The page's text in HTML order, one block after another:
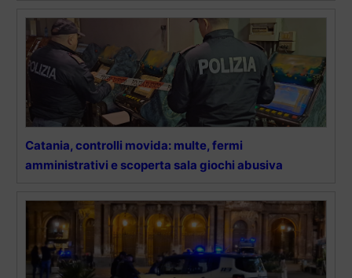
Catania, controlli movida: multe, fermi
amministrativi e scoperta sala giochi abusiva